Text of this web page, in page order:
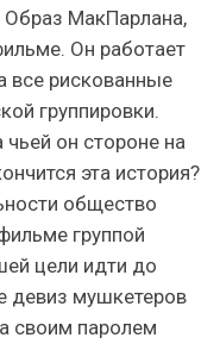
Образ МакПарлана,
Он работает
все рискованные
группировки.
чьей он стороне на
эта история?
общество
группой
цели идти до
девиз мушкетеров
своим паролем